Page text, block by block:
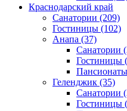
Краснодарский край
Санатории (209)
Гостиницы (102)
Анапа (37)
Санатории
Гостиницы
Пансионаты
Геленджик (35)
Санатории
Гостиницы